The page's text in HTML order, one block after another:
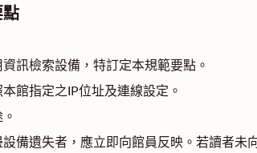
點
訊檢索設備，特訂定本規範要點。
館指定之IP位址及連線設定。
備遺失者，應立即向館員反映。若讀者未